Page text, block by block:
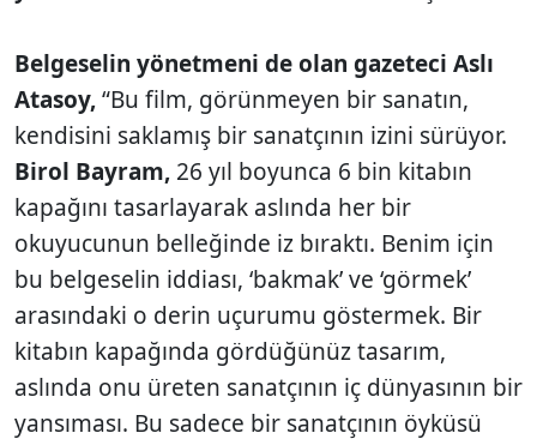
Belgeselin yönetmeni de olan gazeteci Aslı
Atasoy,“Bu film, görünmeyen bir sanatın,
kendisini saklamış bir sanatçının izini sürüyor.
Birol Bayram, 26 yıl boyunca 6 bin kitabın
kapağını tasarlayarak aslında her bir
okuyucunun belleğinde iz bıraktı. Benim için
bu belgeselin iddiası, ‘bakmak’ ve ‘görmek’
arasındaki o derin uçurumu göstermek. Bir
kitabın kapağında gördüğünüz tasarım,
aslında onu üreten sanatçının iç dünyasının bir
yansıması. Bu sadece bir sanatçının öyküsü